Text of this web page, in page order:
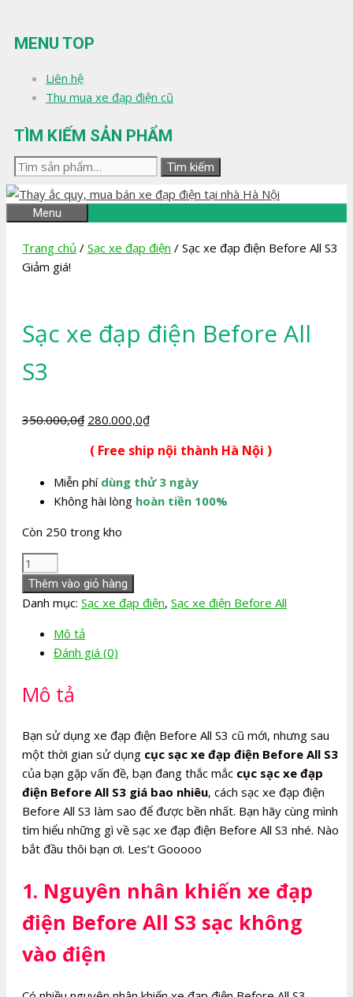
đến
nội
MENU TOP
Liên hệ
Thu mua xe đạp điện cũ
TÌM KIẾM SẢN PHẨM
Tìm
kiếm:
Tìm kiếm
Menu
Trang chủ / Sạc xe đạp điện / Sạc xe đạp điện Before All S3
Giảm giá!
Sạc xe đạp điện Before All
S3
350.000,0₫ Giá
là:
350.000,0₫.
280.000,0₫Giá
tại
là:
280.000,0₫.
( Free ship nội thành Hà Nội )
Miễn phí dùng thử 3 ngày
Không hài lòng hoàn tiền 100%
Còn 250 trong kho
Sạc
xe
đạp
Before
số
Thêm vào giỏ hàng
Danh mục: Sạc xe đạp điện, Sạc xe điện Before All
Mô tả
Đánh giá (0)
Mô tả
Bạn sử dụng xe đạp điện Before All S3 cũ mới, nhưng sau
một thời gian sử dụng cục sạc xe đạp điện Before All S3
của bạn gặp vấn đề, bạn đang thắc mắc cục sạc xe đạp
điện Before All S3 giá bao nhiêu, cách sạc xe đạp điện
Before All S3 làm sao để được bền nhất. Bạn hãy cùng mình
tìm hiểu những gì về sạc xe đạp điện Before All S3 nhé. Nào
bắt đầu thôi bạn ơi. Les’t Gooooo
1. Nguyên nhân khiến xe đạp
điện Before All S3 sạc không
vào điện